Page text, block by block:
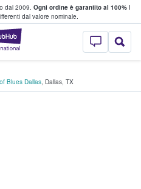
dal 2009. Ogni ordine è garantito al 100%I
dal valore nominale.
StubHub - Dove
biglietti
Blues Dallas, Dallas, TX